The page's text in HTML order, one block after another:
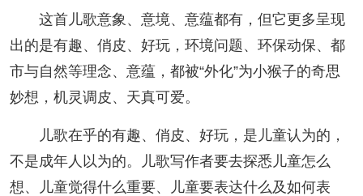
这首儿歌意象、意境、意蕴都有，但它更多呈现
出的是有趣、俏皮、好玩，环境问题、环保动保、都
市与自然等理念、意蕴，都被“外化”为小猴子的奇思
妙想，机灵调皮、天真可爱。
儿歌在乎的有趣、俏皮、好玩，是儿童认为的，
不是成年人以为的。儿歌写作者要去探悉儿童怎么
想、儿童觉得什么重要、儿童要表达什么及如何表